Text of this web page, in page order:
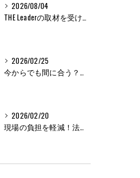
2026/08/04
THE Leaderの取材を受けました
2026/02/25
今からでも間に合う？ブライト500取得条件をわかりやすく解説
2026/02/20
現場の負担を軽減！法定研修の実施方法とは？